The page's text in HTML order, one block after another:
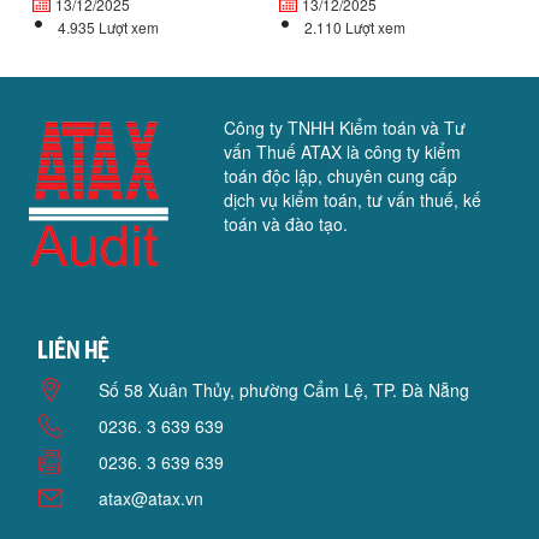
13/12/2025
4.935 Lượt xem
13/12/2025
2.110 Lượt xem
Công ty TNHH Kiểm toán và Tư
vấn Thuế ATAX là công ty kiểm
toán độc lập, chuyên cung cấp
dịch vụ kiểm toán, tư vấn thuế, kế
toán và đào tạo.
Liên hệ
Số 58 Xuân Thủy, phường Cẩm Lệ, TP. Đà Nẵng
0236. 3 639 639
0236. 3 639 639
atax@atax.vn